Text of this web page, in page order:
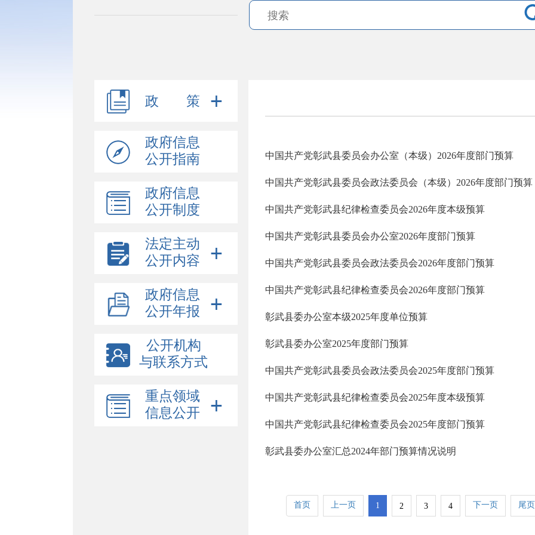
政 策
政府信息
公开指南
政府信息
公开制度
法定主动
公开内容
政府信息
公开年报
公开机构
与联系方式
重点领域
信息公开
中国共产党彰武县委员会办公室（本级）2026年度部门预算
中国共产党彰武县委员会政法委员会（本级）2026年度部门预算
中国共产党彰武县纪律检查委员会2026年度本级预算
中国共产党彰武县委员会办公室2026年度部门预算
中国共产党彰武县委员会政法委员会2026年度部门预算
中国共产党彰武县纪律检查委员会2026年度部门预算
彰武县委办公室本级2025年度单位预算
彰武县委办公室2025年度部门预算
中国共产党彰武县委员会政法委员会2025年度部门预算
中国共产党彰武县纪律检查委员会2025年度本级预算
中国共产党彰武县纪律检查委员会2025年度部门预算
彰武县委办公室汇总2024年部门预算情况说明
首页 上一页 1 2 3 4 下一页 尾页